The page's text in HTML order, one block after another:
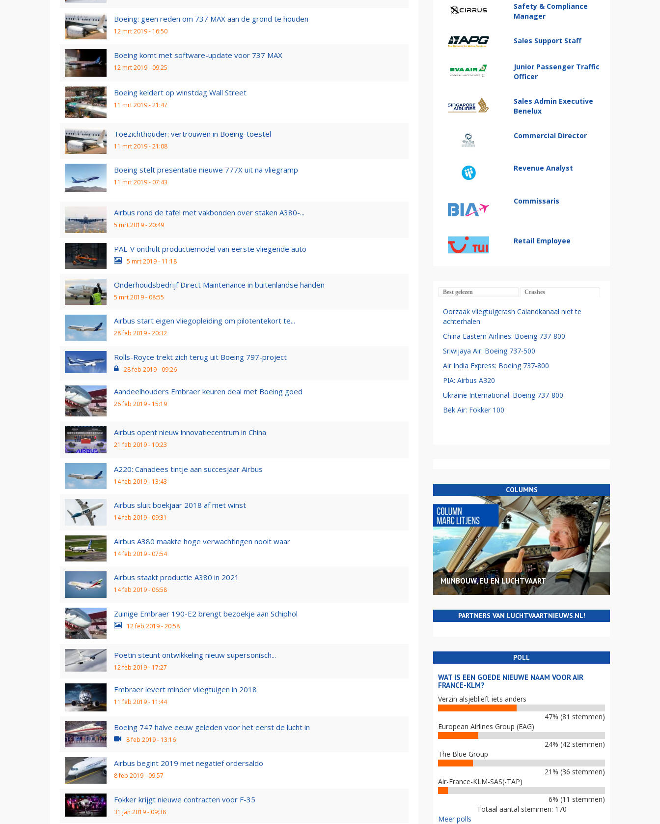
Boeing: geen reden om 737 MAX aan de grond te houden
12 mrt 2019 - 16:50
Boeing komt met software-update voor 737 MAX
12 mrt 2019 - 09:25
Boeing keldert op winstdag Wall Street
11 mrt 2019 - 21:47
Toezichthouder: vertrouwen in Boeing-toestel
11 mrt 2019 - 21:08
Boeing stelt presentatie nieuwe 777X uit na vliegramp
11 mrt 2019 - 07:43
Airbus rond de tafel met vakbonden over staken A380-...
5 mrt 2019 - 20:49
PAL-V onthult productiemodel van eerste vliegende auto
5 mrt 2019 - 11:18
Onderhoudsbedrijf Direct Maintenance in buitenlandse handen
5 mrt 2019 - 08:55
Airbus start eigen vliegopleiding om pilotentekort te...
28 feb 2019 - 20:32
Rolls-Royce trekt zich terug uit Boeing 797-project
28 feb 2019 - 09:26
Aandeelhouders Embraer keuren deal met Boeing goed
26 feb 2019 - 15:19
Airbus opent nieuw innovatiecentrum in China
21 feb 2019 - 10:23
A220: Canadees tintje aan succesjaar Airbus
14 feb 2019 - 13:43
Airbus sluit boekjaar 2018 af met winst
14 feb 2019 - 09:31
Airbus A380 maakte hoge verwachtingen nooit waar
14 feb 2019 - 07:54
Airbus staakt productie A380 in 2021
14 feb 2019 - 06:58
Zuinige Embraer 190-E2 brengt bezoekje aan Schiphol
12 feb 2019 - 20:58
Poetin steunt ontwikkeling nieuw supersonisch...
12 feb 2019 - 17:27
Embraer levert minder vliegtuigen in 2018
11 feb 2019 - 11:44
Boeing 747 halve eeuw geleden voor het eerst de lucht in
8 feb 2019 - 13:16
Airbus begint 2019 met negatief ordersaldo
8 feb 2019 - 09:57
Fokker krijgt nieuwe contracten voor F-35
31 jan 2019 - 09:38
Safety & Compliance
Manager
Sales Support Staff
Junior Passenger Traffic
Officer
Sales Admin Executive
Benelux
Commercial Director
Revenue Analyst
Commissaris
Retail Employee
Best gelezen Crashes
Oorzaak vliegtuigcrash Calandkanaal niet te
achterhalen
China Eastern Airlines: Boeing 737-800
Sriwijaya Air: Boeing 737-500
Air India Express: Boeing 737-800
PIA: Airbus A320
Ukraine International: Boeing 737-800
Bek Air: Fokker 100
COLUMNS
MIJNBOUW, EU EN LUCHTVAART
PARTNERS VAN LUCHTVAARTNIEUWS.NL!
POLL
WAT IS EEN GOEDE NIEUWE NAAM VOOR AIR
FRANCE-KLM?
Verzin alsjeblieft iets anders
47% (81 stemmen)
European Airlines Group (EAG)
24% (42 stemmen)
The Blue Group
21% (36 stemmen)
Air-France-KLM-SAS(-TAP)
6% (11 stemmen)
Totaal aantal stemmen: 170
Meer polls